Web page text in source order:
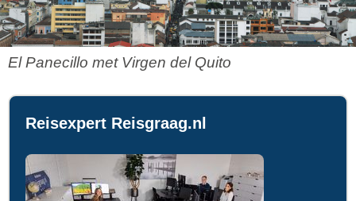
El Panecillo met Virgen del Quito
Reisexpert Reisgraag.nl